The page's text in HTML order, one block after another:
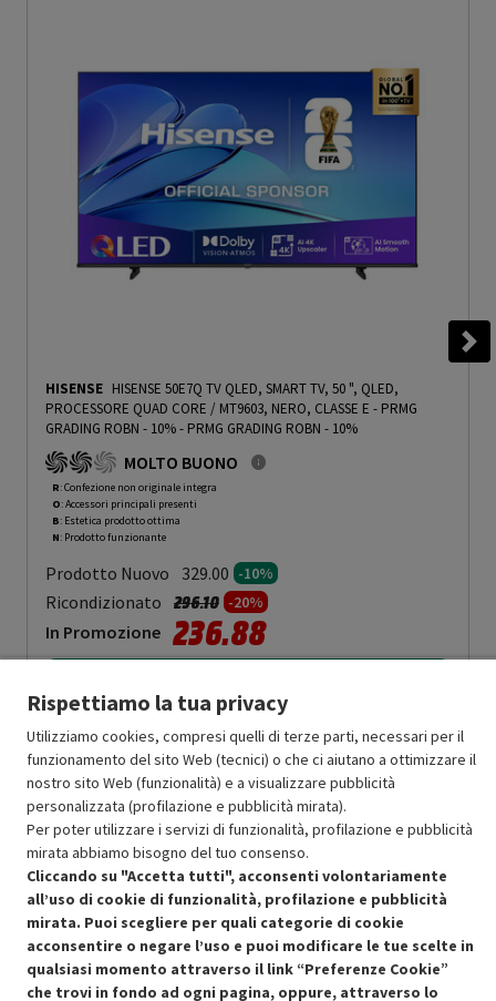
HISENSE HISENSE 50E7Q TV QLED, SMART TV, 50 ", QLED,
PROCESSORE QUAD CORE / MT9603, NERO, CLASSE E - PRMG
GRADING ROBN - 10%- PRMG GRADING ROBN - 10%
MOLTO BUONO
R: Confezione non originale integra
O: Accessori principali presenti
B: Estetica prodotto ottima
N: Prodotto funzionante
Prodotto Nuovo 329.00 -10%
Ricondizionato Prezzo ridotto da
296.10a-20%
In Promozione 236.88
OFFERTE IMPERDIBILI
Risparmio garantito rispetto al corrispondente prodotto nuovo.
Condizioni generali di vendita Recedere dal contratto qui
Rispettiamo la tua privacy
Utilizziamo cookies, compresi quelli di terze parti, necessari per il
funzionamento del sito Web (tecnici) o che ci aiutano a ottimizzare il
nostro sito Web (funzionalità) e a visualizzare pubblicità
personalizzata (profilazione e pubblicità mirata).
Per poter utilizzare i servizi di funzionalità, profilazione e pubblicità
mirata abbiamo bisogno del tuo consenso.
Cliccando su "Accetta tutti", acconsenti volontariamente
all’uso di cookie di funzionalità, profilazione e pubblicità
mirata. Puoi scegliere per quali categorie di cookie
acconsentire o negare l’uso e puoi modificare le tue scelte in
qualsiasi momento attraverso il link “Preferenze Cookie”
che trovi in fondo ad ogni pagina, oppure, attraverso lo